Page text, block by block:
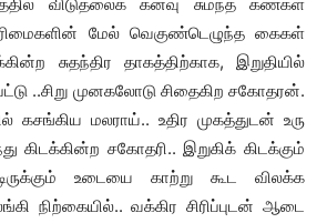
மேல் வெகுண்டெழுந்த கைகள்
சுதந்திர தாகத்திற்காக, இறுதியில்
..சிறு முனகலோடு சிதைகிற சகோதரன்.
கசங்கிய மலராய்.. உதிர முகத்துடன் உரு
கிடக்கின்ற சகோதரி.. இறுகிக் கிடக்கும்
உடையை காற்று கூட விலக்க
நிற்கையில்.. வக்கிர சிரிப்புடன் ஆடை